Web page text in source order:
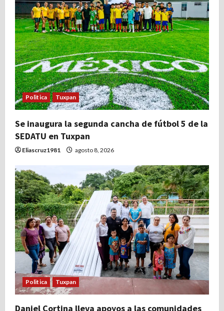
Politica Tuxpan
Se inaugura la segunda cancha de fútbol 5 de la
SEDATU en Tuxpan
Eliascruz1981 agosto 8, 2026
Politica Tuxpan
Daniel Cortina lleva apoyos a las comunidades